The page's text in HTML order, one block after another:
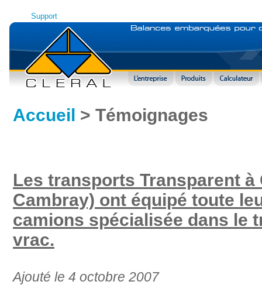
Support
Accueil > Témoignages
Les transports Transparent à
Cambray) ont équipé toute
camions spécialisée dans le
vrac.
Ajouté le 4 octobre 2007